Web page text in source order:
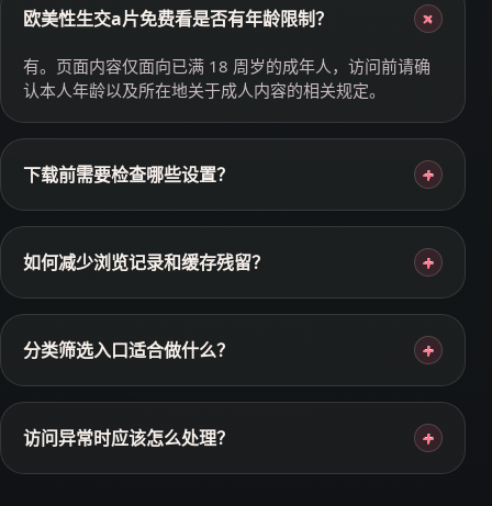
欧美性生交a片免费看是否有年龄限制？ +
有。页面内容仅面向已满 18 周岁的成年人，访问前请确
认本人年龄以及所在地关于成人内容的相关规定。
下载前需要检查哪些设置？ +
如何减少浏览记录和缓存残留？ +
分类筛选入口适合做什么？ +
访问异常时应该怎么处理？ +